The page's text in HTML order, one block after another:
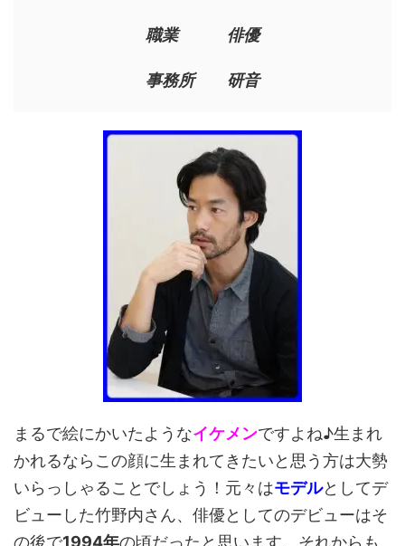
職業 俳優
事務所 研音
まるで絵にかいたようなイケメンですよね♪生まれ
かれるならこの顔に生まれてきたいと思う方は大勢
いらっしゃることでしょう！元々はモデルとしてデ
ビューした竹野内さん、俳優としてのデビューはそ
の後で1994年の頃だったと思います。それからも